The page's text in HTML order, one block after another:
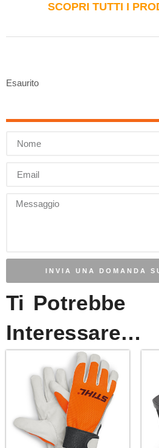
SCOPRI TUTTI I
Esaurito
INVIA UNA DOMANDA
Ti Potrebbe
Interessare…